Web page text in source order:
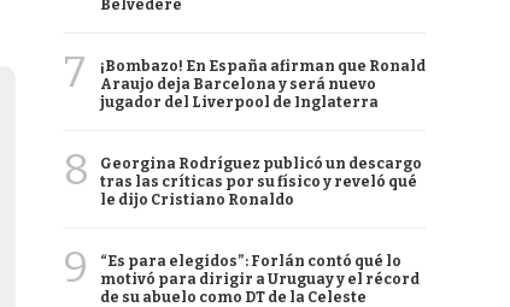
Belvedere
7
¡Bombazo! En España afirman que Ronald
Araujo deja Barcelona y será nuevo
jugador del Liverpool de Inglaterra
8
Georgina Rodríguez publicó un descargo
tras las críticas por su físico y reveló qué
le dijo Cristiano Ronaldo
9
“Es para elegidos”: Forlán contó qué lo
motivó para dirigir a Uruguay y el récord
de su abuelo como DT de la Celeste